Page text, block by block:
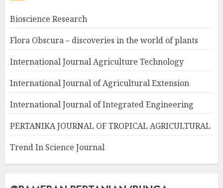
Bioscience Research
Flora Obscura – discoveries in the world of plants
International Journal Agriculture Technology
International Journal of Agricultural Extension
International Journal of Integrated Engineering
PERTANIKA JOURNAL OF TROPICAL AGRICULTURAL
Trend In Science Journal